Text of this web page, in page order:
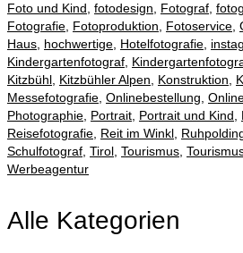
Foto und Kind fotodesign Fotograf
Fotografie Fotoproduktion Fotoservice
Haus hochwertige Hotelfotografie
Kindergartenfotograf
Kitzbühl Kitzbühler Alpen Konstruktion
Messefotografie Onlinebestellung
Photographie Portrait Portrait und Kind
Reisefotografie Reit im Winkl
Schulfotograf Tirol Tourismus
Werbeagentur
Alle Kategorien